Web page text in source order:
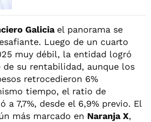
Galicia el panorama se
Luego de un cuarto
muy débil, la entidad logró
de su rentabilidad, aunque los
retrocedieron 6%
tiempo, el ratio de
a 7,7%, desde el 6,9% previo. El
más marcado en Naranja X,